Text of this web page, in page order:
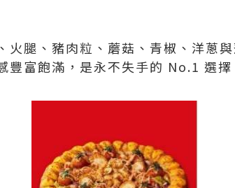
火腿、豬肉粒、蘑菇、青椒、洋蔥
豐富飽滿，是永不失手的 No.1 選擇